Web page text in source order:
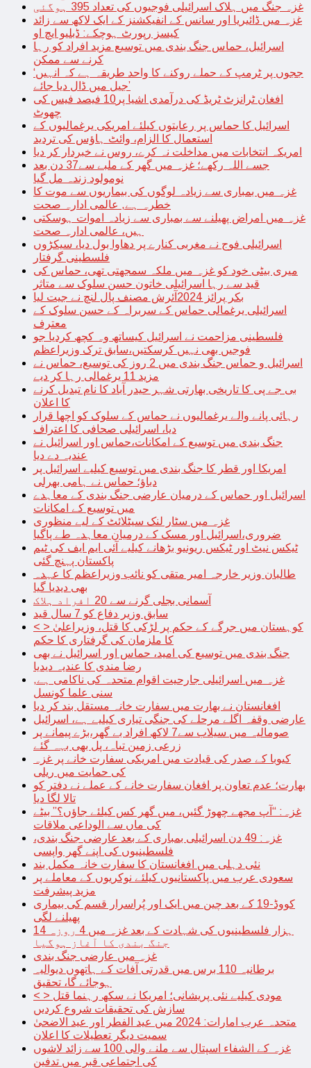
غزہ جنگ میں ہلاک اسرائیلی فوجیوں کی تعداد 395 ہوگئی
غزہ میں ڈائیریا اور سانس کے انفیکشنز کے ایک لاکھ سے زائد
کیسز رپورٹ ہوچکے: ڈبلیو ایچ او
اسرائیل، حماس جنگ بندی میں توسیع مزید افراد کو رہا
کرنے سے ممکن
‘ججوں پر ٹرمپ کے حملے روکنے کا واحد طریقہ ہے کہ انہیں
جیل میں ڈال دیا جائے’
افغان ٹرانزٹ ٹریڈ کی درآمدی اشیا پر10 فیصد فیس کی
چھوٹ
اسرائیل کا حماس پر رعایتوں کیلئے امریکی یرغمالیوں کے
استعمال کا الزام، وائٹ ہاؤس کی تردید
امریکہ انتخابات میں مداخلت نہ کرے، روس نے خبردار کر دیا
جسے اللہ رکھے؛ غزہ میں گھر کے ملبے سے37 دن بعد
نومولود زندہ مل گیا
غزہ میں بمباری سے زیادہ لوگوں کی بیماریوں سے موت کا
خطرہ ہے, عالمی ادارہ صحت
غزہ میں امراض پھیلنے سے بمباری سے زیادہ اموات ہوسکتی
ہیں، عالمی ادارہ صحت
اسرائیلی فوج نے مغربی کنارے پر دھاوا بول دیا، سیکڑوں
فلسطینی گرفتار
میری بیٹی خود کو غزہ میں ملکہ سمجھتی تھی، حماس کی
قید سے رہا اسرائیلی خاتون حسن سلوک سے متاثر
بکر پرائز 2024آئرش مصنف پال لنچ نے جیت لیا
اسرائیلی یرغمالی حماس کے سربراہ کے حسن سلوک کے
معترف
فلسطینی مزاحمت نے اسرائیل کیساتھ وہ کچھ کردیا جو
فوجیں بھی نہیں کرسکتیں،سابق ترک وزیراعظم
اسرائیل و حماس جنگ بندی میں 2 روز کی توسیع، حماس نے
مزید 11 یرغمالی رہا کر دیے
بی جے پی کا تاریخی بھارتی شہر حیدر آباد کا نام تبدیل کرنے
کا اعلان
رہائی پانے والے یرغمالیوں نے حماس کے سلوک کو اچھا قرار
دیا، اسرائیلی صحافی کا اعتراف
جنگ بندی میں توسیع کے امکانات،حماس اور اسرائیل نے
عندیہ دے دیا
امریکا اور قطر کا جنگ بندی میں توسیع کیلیے اسرائیل پر
دباؤ؛ حماس نے ہامی بھرلی
اسرائیل اور حماس کے درمیان عارضی جنگ بندی کے معاہدے
میں توسیع کے امکانات
غزہ میں سٹار لنک سیٹلائٹ کے لیے منظوری
ضروری،اسرائیل اور مسک کے درمیان معاہدہ طے پاگیا
ٹیکس نیٹ اور ٹیکس ریونیو بڑھانے کیلیے آئی ایم ایف کی ٹیم
پاکستان پہنچ گئی
طالبان وزیر خارجہ امیر متقی کو نائب وزیراعظم کا عہدہ
بھی دیدیا گیا
آسمانی بجلی گرنے سے 20 افراد ہلاک
سابق وزیر دفاع کو 7 سال قید
< > کوہستان میں جرگے کے حکم پر لڑکی کا قتل، وزیراعلیٰ
کا ملزمان کی گرفتاری کا حکم
جنگ بندی میں توسیع کی امید، حماس اور اسرائیل نے بھی
رضا مندی کا عندیہ دیدیا
غزہ میں اسرائیلی جارحیت اقوام متحدہ کی ناکامی ہے,
سنی علما کونسل
افغانستان نے بھارت میں سفارت خانہ مستقل بند کر دیا
عارضی وقفہ اگلے مرحلے کی جنگی تیاری کیلیے ہے، اسرائیل
صومالیہ میں سیلاب سے7 لاکھ افراد بے گھر،بڑے پیمانے پر
زرعی زمین تباہ، پل بھی بہہ گئے
کیوبا کے صدر کی قیادت میں امریکی سفارت خانے پر غزہ
کی حمایت میں ریلی
بھارت؛ عدم تعاون پر افغان سفارت خانے کے عملے نے دفتر کو
تالا لگا دیا
غزہ: “آپ مجھے چھوڑ گئیں، میں گھر کس کیلئے جاؤں؟” بیٹے
کی ماں سے الوداعی ملاقات
غزہ: 49 دن اسرائیلی بمباری کے بعد عارضی جنگ بندی،
فلسطینیوں کی اپنے گھر واپسی
نئی دہلی میں افغانستان کا سفارت خانہ مکمل بند
سعودی عرب میں پاکستانیوں کیلئے نوکریوں کے معاملے پر
مزید پیشرفت
کووڈ-19 کے بعد چین میں ایک اور پُراسرار قسم کی بیماری
پھیلنے لگی
14 ہزار فلسطینیوں کی شہادت کے بعد غزہ میں 4 روزہ
جنگ بندی کا آغاز ہوگیا
غزہ میں عارضی جنگ بندی
برطانیہ 110 برس میں قدرتی آفات کے ہاتھوں دیوالیہ
ہوجائے گا، تحقیق
< > مودی کیلیے نئی پریشانی؛ امریکا نے سکھ رہنما قتل
سازش کی تحقیقات شروع کردیں
متحدہ عرب امارات: 2024 میں عید الفطر اور عید الاضحیٰ
سمیت دیگر تعطیلات کا اعلان
غزہ کے الشفاء اسپتال سے ملنے والی 100 سے زائد لاشوں
کی اجتماعی قبر میں تدفین